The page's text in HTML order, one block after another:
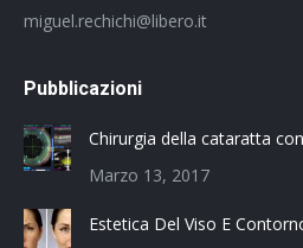
miguel.rechichi@libero.it
Pubblicazioni
Chirurgia della cataratta
Marzo 13, 2017
Estetica Del Viso E